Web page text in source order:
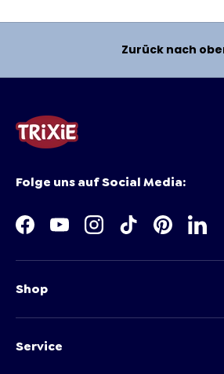
Zurück nach
Folge uns auf Social Media:
Facebook
YouTubeInstagram
TikTokPinterest
Shop
Service